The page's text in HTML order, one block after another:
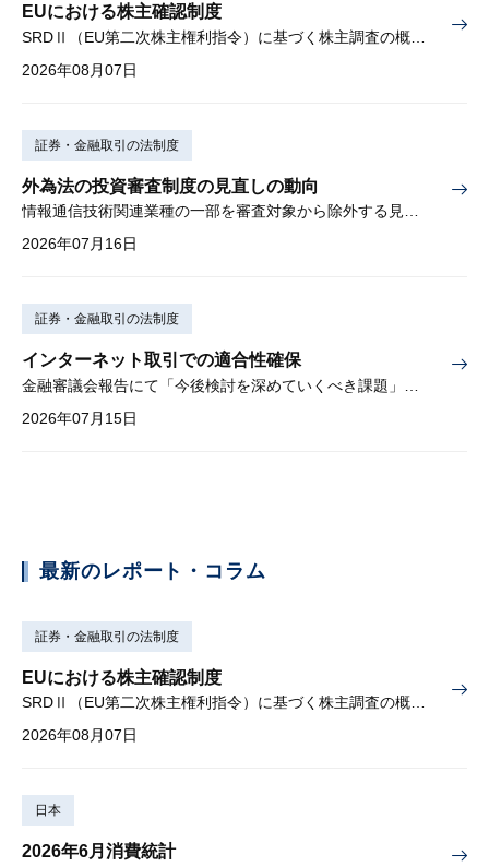
EUにおける株主確認制度
2026年08月07日
証券・金融取引の法制度
外為法の投資審査制度の見直しの動向
情報通信技術関連業種の一部を審査対象から除外する見込み
2026年07月16日
証券・金融取引の法制度
インターネット取引での適合性確保
2026年07月15日
最新のレポート・コラム
証券・金融取引の法制度
EUにおける株主確認制度
SRDⅡ（EU第二次株主権利指令）に基づく株主調査の概要と課題
2026年08月07日
日本
2026年6月消費統計